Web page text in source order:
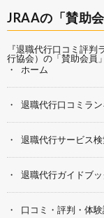
JRAAの「賛助会
『退職代行口コミ評判
行協会） の「賛助会員
ホーム
退職代行口コミラ
退職代行サービス
退職代行ガイドブッ
口コミ・評判・体